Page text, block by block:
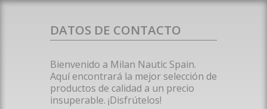
DATOS DE CONTACTO
Bienvenido a Milan Nautic Spain.
Aquí encontrará la mejor selección de
productos de calidad a un precio
insuperable. ¡Disfrútelos!